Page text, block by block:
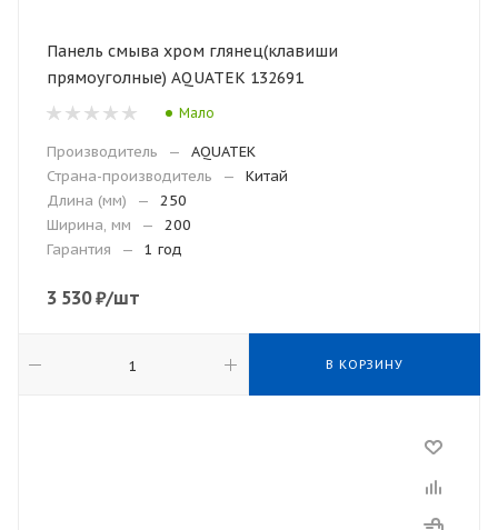
Панель смыва хром глянец(клавиши
прямоуголные) AQUATEK 132691
Мало
Производитель —
AQUATEK
Страна-производитель
—
Китай
Длина (мм)
—
250
Ширина, мм
—
200
Гарантия
— 1 год
3 530₽/шт
В КОРЗИНУ